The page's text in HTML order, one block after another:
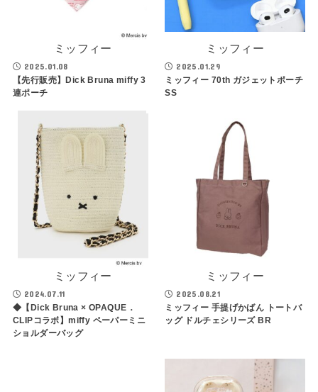
ミッフィー
2025.01.08
【先行販売】Dick Bruna miffy 3
連ポーチ
ミッフィー
2025.01.29
ミッフィー 70th ガジェットポーチ
SS
ミッフィー
2024.07.11
◆【Dick Bruna × OPAQUE．
CLIPコラボ】miffy ペーパーミニ
ショルダーバッグ
ミッフィー
2025.08.21
ミッフィー 手提げかばん トートバ
ッグ ドルチェシリーズ BR